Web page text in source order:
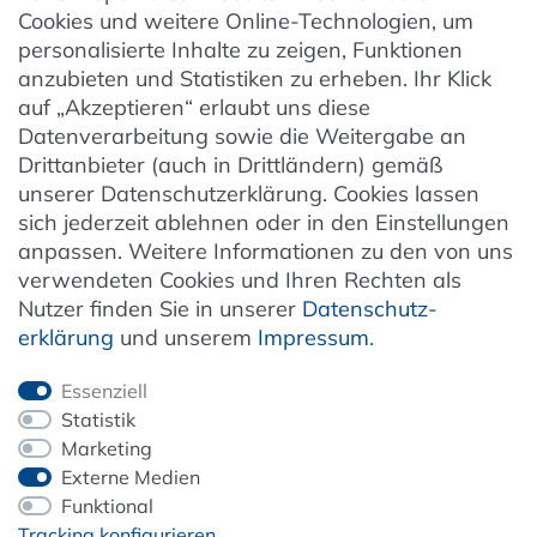
AGB
Barrierefreiheit
Hinweise zur Batterieentsorgung
Entsorgung von Elektro-Altgeräten
Vertrag widerrufen
Newsletter
Jetzt anmelden
ZAHLUNG & VERSAND
Cookies und weitere Online-Technologien, um
personalisierte Inhalte zu zeigen, Funktionen
anzubieten und Statistiken zu erheben. Ihr Klick
auf „Akzeptieren“ erlaubt uns diese
Datenverarbeitung sowie die Weitergabe an
Drittanbieter (auch in Drittländern) gemäß
unserer Datenschutzerklärung. Cookies lassen
sich jederzeit ablehnen oder in den Einstellungen
anpassen. Weitere Informationen zu den von uns
verwendeten Cookies und Ihren Rechten als
Nutzer finden Sie in unserer Daten­schutz­
erklärung und unserem Impressum.
Essenziell
Statistik
Marketing
Externe Medien
Funktional